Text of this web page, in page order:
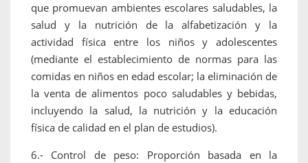
que promuevan ambientes escolares saludables, la
salud y la nutrición de la alfabetización y la
actividad física entre los niños y adolescentes
(mediante el establecimiento de normas para las
comidas en niños en edad escolar; la eliminación de
la venta de alimentos poco saludables y bebidas,
incluyendo la salud, la nutrición y la educación
física de calidad en el plan de estudios).
6.- Control de peso: Proporción basada en la